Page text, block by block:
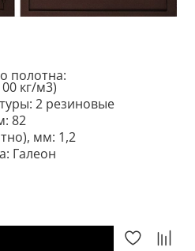
полотна:
кг/м3)
2 резиновые
82
мм: 1,2
Галеон